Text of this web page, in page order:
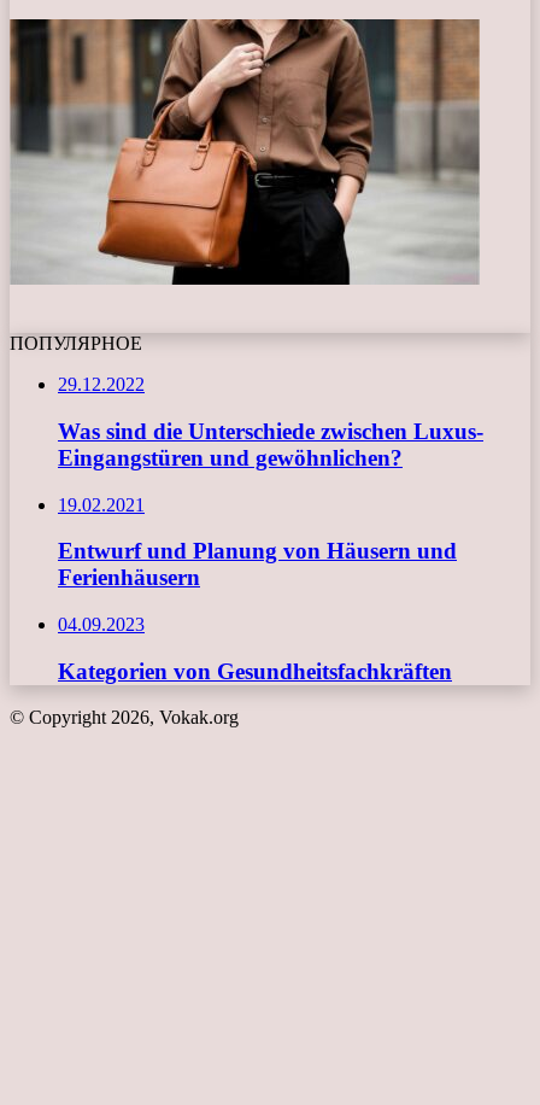
ПОПУЛЯРНОЕ
29.12.2022
Was sind die Unterschiede zwischen Luxus-
Eingangstüren und gewöhnlichen?
19.02.2021
Entwurf und Planung von Häusern und
Ferienhäusern
04.09.2023
Kategorien von Gesundheitsfachkräften
© Copyright 2026, Vokak.org